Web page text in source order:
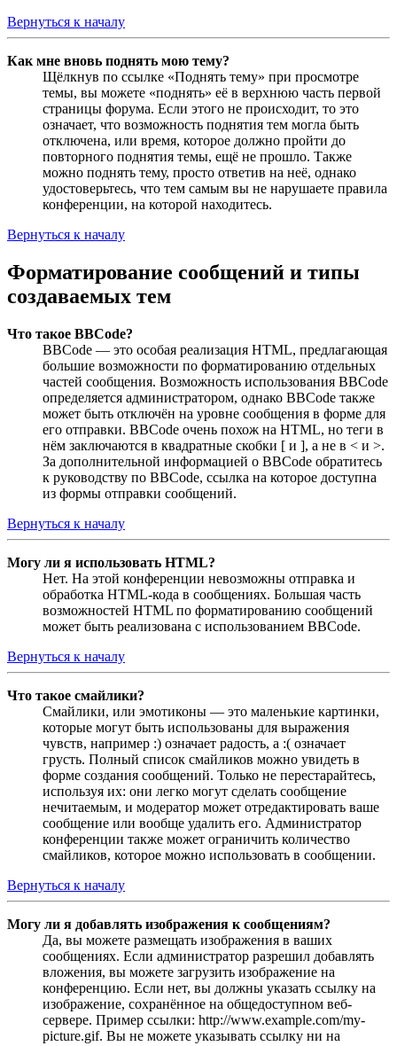
Вернуться к началу
Как мне вновь поднять мою тему?
Щёлкнув по ссылке «Поднять тему» при просмотре
темы, вы можете «поднять» её в верхнюю часть первой
страницы форума. Если этого не происходит, то это
означает, что возможность поднятия тем могла быть
отключена, или время, которое должно пройти до
повторного поднятия темы, ещё не прошло. Также
можно поднять тему, просто ответив на неё, однако
удостоверьтесь, что тем самым вы не нарушаете правила
конференции, на которой находитесь.
Вернуться к началу
Форматирование сообщений и типы
создаваемых тем
Что такое BBCode?
BBCode — это особая реализация HTML, предлагающая
большие возможности по форматированию отдельных
частей сообщения. Возможность использования BBCode
определяется администратором, однако BBCode также
может быть отключён на уровне сообщения в форме для
его отправки. BBCode очень похож на HTML, но теги в
нём заключаются в квадратные скобки [ и ], а не в < и >.
За дополнительной информацией о BBCode обратитесь
к руководству по BBCode, ссылка на которое доступна
из формы отправки сообщений.
Вернуться к началу
Могу ли я использовать HTML?
Нет. На этой конференции невозможны отправка и
обработка HTML-кода в сообщениях. Большая часть
возможностей HTML по форматированию сообщений
может быть реализована с использованием BBCode.
Вернуться к началу
Что такое смайлики?
Смайлики, или эмотиконы — это маленькие картинки,
которые могут быть использованы для выражения
чувств, например :) означает радость, а :( означает
грусть. Полный список смайликов можно увидеть в
форме создания сообщений. Только не перестарайтесь,
используя их: они легко могут сделать сообщение
нечитаемым, и модератор может отредактировать ваше
сообщение или вообще удалить его. Администратор
конференции также может ограничить количество
смайликов, которое можно использовать в сообщении.
Вернуться к началу
Могу ли я добавлять изображения к сообщениям?
Да, вы можете размещать изображения в ваших
сообщениях. Если администратор разрешил добавлять
вложения, вы можете загрузить изображение на
конференцию. Если нет, вы должны указать ссылку на
изображение, сохранённое на общедоступном веб-
сервере. Пример ссылки: http://www.example.com/my-
picture.gif. Вы не можете указывать ссылку ни на